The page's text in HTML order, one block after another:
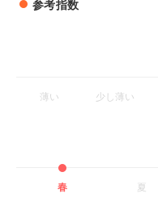
参考指数
薄い 少し薄い
春 夏